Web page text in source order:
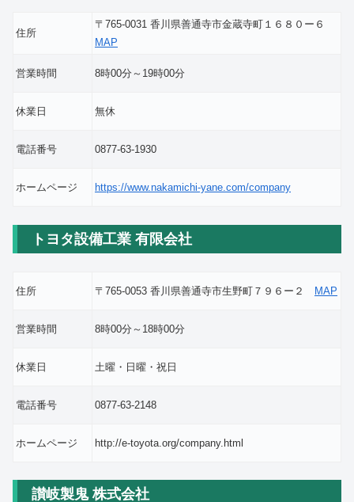
住所
〒765-0031 香川県善通寺市金蔵寺町１６８０ー６
MAP
営業時間 8時00分～19時00分
休業日 無休
電話番号 0877-63-1930
ホームページ https://www.nakamichi-yane.com/company
トヨタ設備工業 有限会社
住所 〒765-0053 香川県善通寺市生野町７９６ー２ MAP
営業時間 8時00分～18時00分
休業日 土曜・日曜・祝日
電話番号 0877-63-2148
ホームページ http://e-toyota.org/company.html
讃岐製鬼 株式会社